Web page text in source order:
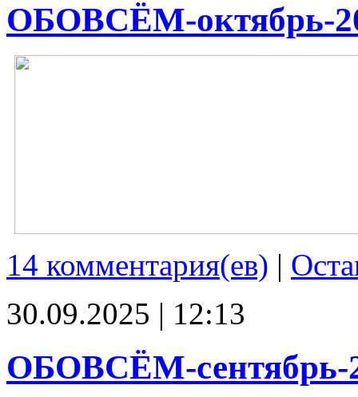
ОБОВСЁМ-октябрь-
14 комментария(ев) |
30.09.2025 | 12:13
ОБОВСЁМ-сентябрь-